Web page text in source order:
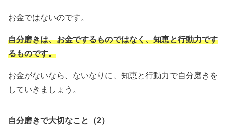
お金ではないのです。
自分磨きは、お金でするものではなく、知恵と行動力です
るものです。
お金がないなら、ないなりに、知恵と行動力で自分磨きを
していきましょう。
自分磨きで大切なこと（2）